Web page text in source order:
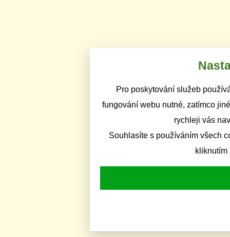
Pro poskytování služeb
fungování webu nutné, zatímco
rychleji vás
Souhlasíte s používáním všech
kliknutím